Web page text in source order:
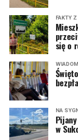
FAKTY
się o
NA
w